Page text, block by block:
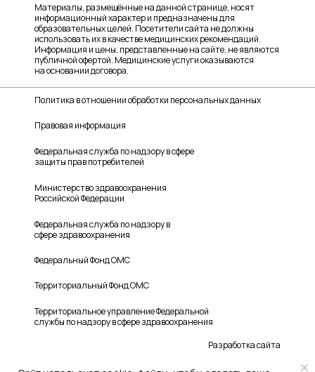
Материалы, размещённые на данной странице, носят
информационный характер и предназначены для
образовательных целей. Посетители сайта не должны
использовать их в качестве медицинских рекомендаций.
Информация и цены, представленные на сайте, не являются
публичной офертой. Медицинские услуги оказываются
на основании договора.
Территориальное управление Федеральной
службы по надзору в сфере здравоохранения
Территориальный Фонд ОМС
Федеральная служба по надзору в
сфере здравоохранения
Федеральный Фонд ОМС
Министерство здравоохранения
Российской Федерации
Федеральная служба по надзору в сфере
защиты прав потребителей
Разработка сайта
Политика в отношении обработки персональных данных
Правовая информация